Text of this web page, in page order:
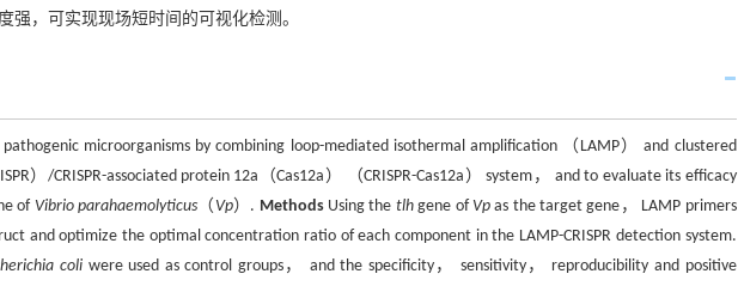
强，可实现现场短时间的可视化检测。
microorganisms by combining loop-mediated isothermal amplification （LAMP） and clustered
）/CRISPR-associated protein 12a（Cas12a） （CRISPR-Cas12a） system， and to evaluate its efficacy
of Vibrio parahaemolyticus （ Vp）. MethodsUsing the tlhgene of Vpas the target gene， LAMP primers
and optimize the optimal concentration ratio of each component in the LAMP-CRISPR detection system.
coliwere used as control groups， and the specificity， sensitivity， reproducibility and positive